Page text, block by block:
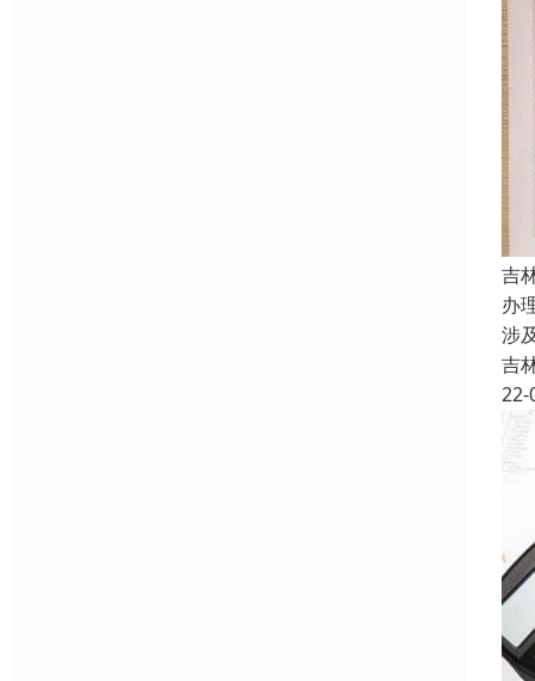
吉
办
涉
吉
22-